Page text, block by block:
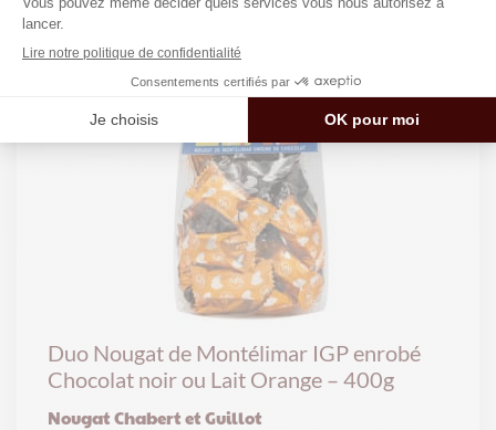
Duo Nougat de Montélimar IGP enrobé
Chocolat noir ou Lait Orange – 400g
Nougat Chabert et Guillot